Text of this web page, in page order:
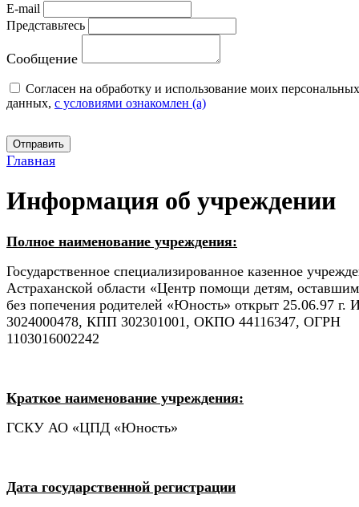
E-mail
Представьтесь
Сообщение
Cогласен на обработку и использование моих персональных
данных, с условиями ознакомлен (а)
Отправить
Главная
Информация об учреждении
Полное наименование учреждения:
Государственное специализированное казенное
Астраханской области «Центр помощи детям,
без попечения родителей «Юность» открыт 25.06.97 г.
3024000478, КПП 302301001, ОКПО 44116347, ОГРН
1103016002242
Краткое наименование учреждения:
ГСКУ АО «ЦПД «Юность»
Дата государственной регистрации